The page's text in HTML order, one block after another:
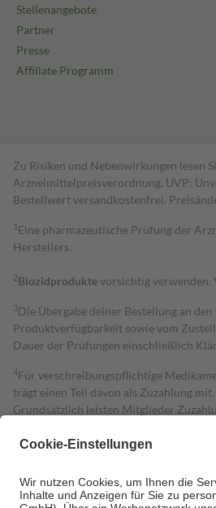
Stellenangebote
Partner
Presse
Affiliate Programm
Zu Risiken und Nebenwirkungen lesen
Arzneimittelpreisverordnung. UVP:
Bestell­wert versand­kosten­frei.
1 Eine pharmazeutische Prüfung der
Herstellers.
2Biozidproduktevorsichtig verwenden.
3Die Übergabe deiner Bestellung an
Produktverfügbarkeit sowie vom
Dauer der Prüfungen einschließlich
4Für verschreibungspflichtige
trägt einen Teil davon als Zuzahlung mit.
Grundsätzlich leisten Mitglieder
Diese Regeln gelten grundsätzlich auch
Um das Engagement der Versicherten
• Kindern und Jugendlichen bis zum